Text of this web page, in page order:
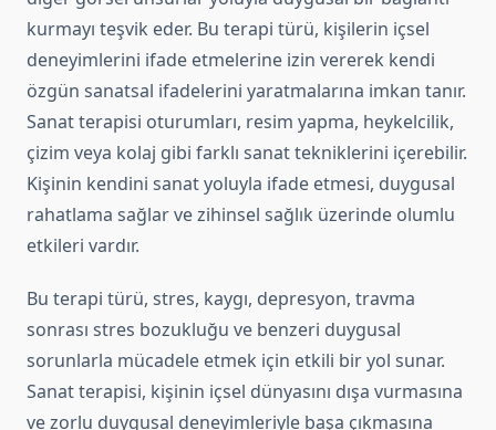
kurmayı teşvik eder. Bu terapi türü, kişilerin içsel
deneyimlerini ifade etmelerine izin vererek kendi
özgün sanatsal ifadelerini yaratmalarına imkan tanır.
Sanat terapisi oturumları, resim yapma, heykelcilik,
çizim veya kolaj gibi farklı sanat tekniklerini içerebilir.
Kişinin kendini sanat yoluyla ifade etmesi, duygusal
rahatlama sağlar ve zihinsel sağlık üzerinde olumlu
etkileri vardır.
Bu terapi türü, stres, kaygı, depresyon, travma
sonrası stres bozukluğu ve benzeri duygusal
sorunlarla mücadele etmek için etkili bir yol sunar.
Sanat terapisi, kişinin içsel dünyasını dışa vurmasına
ve zorlu duygusal deneyimleriyle başa çıkmasına